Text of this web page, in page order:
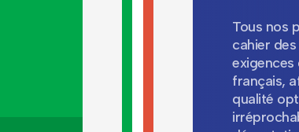
Tous nos
cahier
français,
qualité